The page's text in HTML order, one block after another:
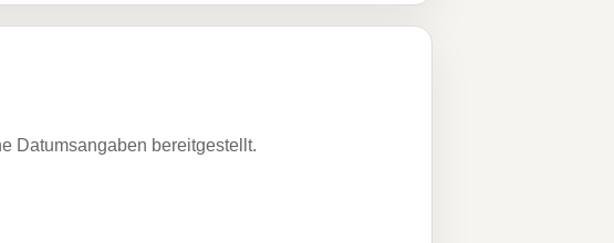
Datumsangaben bereitgestellt.